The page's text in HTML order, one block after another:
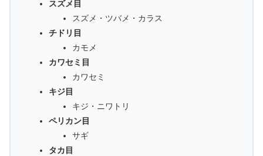
スズメ目
スズメ・ツバメ・カラス
チドリ目
カモメ
カワセミ目
カワセミ
キジ目
キジ・ニワトリ
ペリカン目
サギ
タカ目